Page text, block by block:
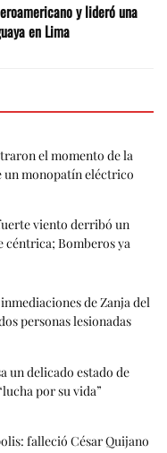
y lideró una
en Lima
el momento de la
un monopatín eléctrico
viento derribó un
céntrica; Bomberos ya
de Zanja del
personas lesionadas
un delicado estado de
por su vida”
falleció César Quijano